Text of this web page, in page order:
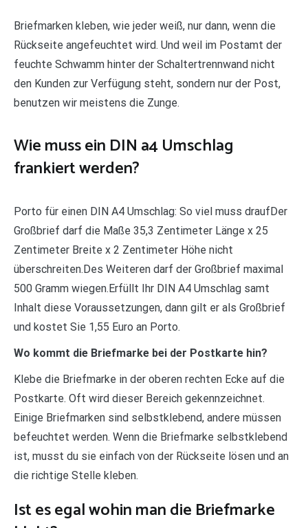
Briefmarken kleben, wie jeder weiß, nur dann, wenn die
Rückseite angefeuchtet wird. Und weil im Postamt der
feuchte Schwamm hinter der Schaltertrennwand nicht
den Kunden zur Verfügung steht, sondern nur der Post,
benutzen wir meistens die Zunge.
Wie muss ein DIN a4 Umschlag
frankiert werden?
Porto für einen DIN A4 Umschlag: So viel muss draufDer
Großbrief darf die Maße 35,3 Zentimeter Länge x 25
Zentimeter Breite x 2 Zentimeter Höhe nicht
überschreiten.Des Weiteren darf der Großbrief maximal
500 Gramm wiegen.Erfüllt Ihr DIN A4 Umschlag samt
Inhalt diese Voraussetzungen, dann gilt er als Großbrief
und kostet Sie 1,55 Euro an Porto.
Wo kommt die Briefmarke bei der Postkarte hin?
Klebe die Briefmarke in der oberen rechten Ecke auf die
Postkarte. Oft wird dieser Bereich gekennzeichnet.
Einige Briefmarken sind selbstklebend, andere müssen
befeuchtet werden. Wenn die Briefmarke selbstklebend
ist, musst du sie einfach von der Rückseite lösen und an
die richtige Stelle kleben.
Ist es egal wohin man die Briefmarke